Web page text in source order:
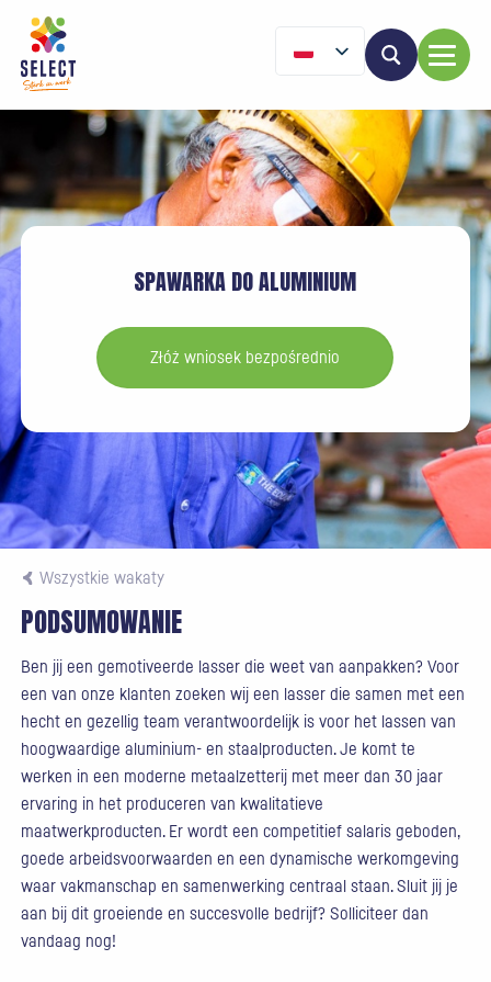
SPAWARKA DO ALUMINIUM
Złóż wniosek bezpośrednio
Wszystkie wakaty
PODSUMOWANIE
Ben jij een gemotiveerde lasser die weet van aanpakken? Voor
een van onze klanten zoeken wij een lasser die samen met een
hecht en gezellig team verantwoordelijk is voor het lassen van
hoogwaardige aluminium- en staalproducten. Je komt te
werken in een moderne metaalzetterij met meer dan 30 jaar
ervaring in het produceren van kwalitatieve
maatwerkproducten. Er wordt een competitief salaris geboden,
goede arbeidsvoorwaarden en een dynamische werkomgeving
waar vakmanschap en samenwerking centraal staan. Sluit jij je
aan bij dit groeiende en succesvolle bedrijf? Solliciteer dan
vandaag nog!